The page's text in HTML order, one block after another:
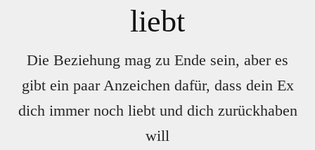
liebt
Die Beziehung mag zu Ende sein, aber es
gibt ein paar Anzeichen dafür, dass dein Ex
dich immer noch liebt und dich zurückhaben
will